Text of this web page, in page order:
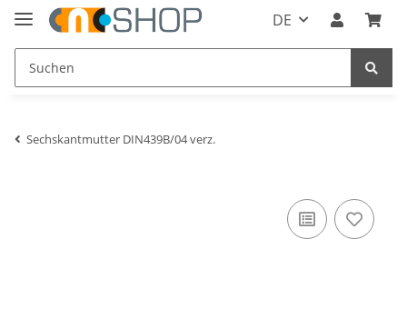
DE
Sechskantmutter DIN439B/04 verz.